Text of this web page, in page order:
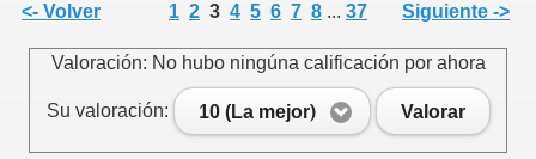
<- Volver 1 2 3 4 5 6 7 8 ... 37 Siguiente ->
Valoración: No hubo ningúna calificación por ahora
Su valoración: 10 (La mejor) Valorar